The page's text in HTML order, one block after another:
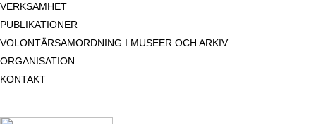
VERKSAMHET
PUBLIKATIONER
VOLONTÄRSAMORDNING I MUSEER OCH ARKIV
ORGANISATION
KONTAKT